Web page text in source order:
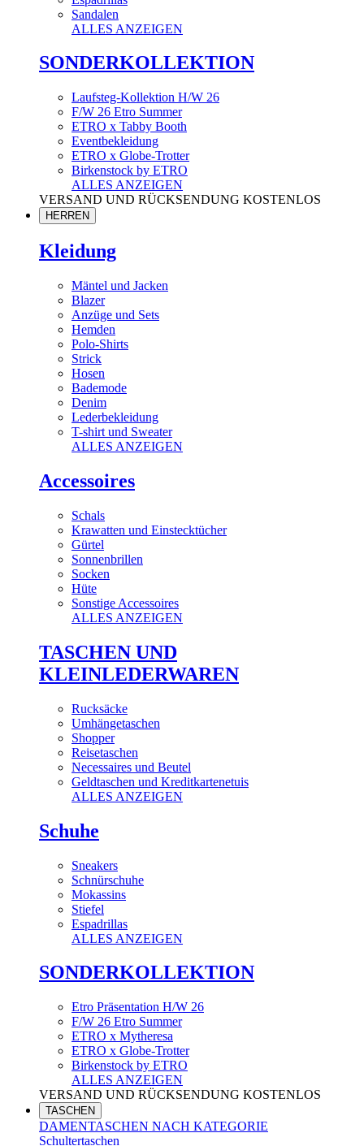
Sandalen
ALLES ANZEIGEN
SONDERKOLLEKTION
Laufsteg-Kollektion H/W 26
F/W 26 Etro Summer
ETRO x Tabby Booth
Eventbekleidung
ETRO x Globe-Trotter
Birkenstock by ETRO
ALLES ANZEIGEN
VERSAND UND RÜCKSENDUNG KOSTENLOS
HERREN
Kleidung
Mäntel und Jacken
Blazer
Anzüge und Sets
Hemden
Polo-Shirts
Strick
Hosen
Bademode
Denim
Lederbekleidung
T-shirt und Sweater
ALLES ANZEIGEN
Accessoires
Schals
Krawatten und Einstecktücher
Gürtel
Sonnenbrillen
Socken
Hüte
Sonstige Accessoires
ALLES ANZEIGEN
TASCHEN UND
KLEINLEDERWAREN
Rucksäcke
Umhängetaschen
Shopper
Reisetaschen
Necessaires und Beutel
Geldtaschen und Kreditkartenetuis
ALLES ANZEIGEN
Schuhe
Sneakers
Schnürschuhe
Mokassins
Stiefel
Espadrillas
ALLES ANZEIGEN
SONDERKOLLEKTION
Etro Präsentation H/W 26
F/W 26 Etro Summer
ETRO x Mytheresa
ETRO x Globe-Trotter
Birkenstock by ETRO
ALLES ANZEIGEN
VERSAND UND RÜCKSENDUNG KOSTENLOS
TASCHEN
DAMENTASCHEN NACH KATEGORIE
Schultertaschen